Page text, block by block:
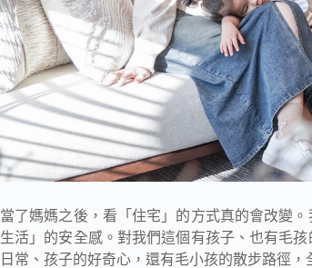
當了媽媽之後，看「住宅」的方式真的會改變
生活」的安全感。對我們這個有孩子、也有毛
日常、孩子的好奇心，還有毛小孩的散步路徑